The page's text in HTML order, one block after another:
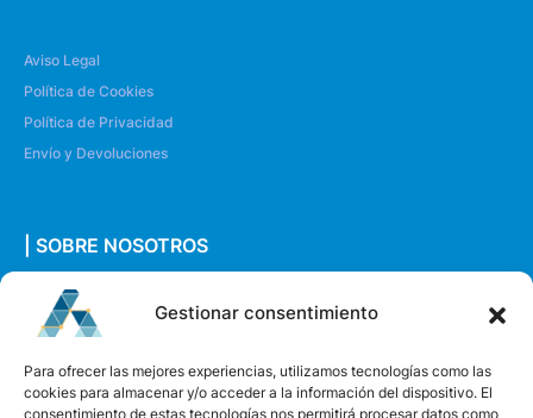
Gestionar consentimiento
Para ofrecer las mejores experiencias, utilizamos tecnologías como las
cookies para almacenar y/o acceder a la información del dispositivo. El
consentimiento de estas tecnologías nos permitirá procesar datos como
Aviso Legal
Política de Cookies
Política de Privacidad
Envío y Devoluciones
| SOBRE NOSOTROS
Quiénes somos
Envíanos un mensaje